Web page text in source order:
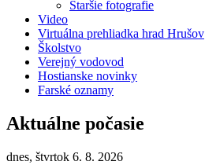
Staršie fotografie
Video
Virtuálna prehliadka hrad Hrušov
Školstvo
Verejný vodovod
Hostianske novinky
Farské oznamy
Aktuálne počasie
dnes, štvrtok 6. 8. 2026